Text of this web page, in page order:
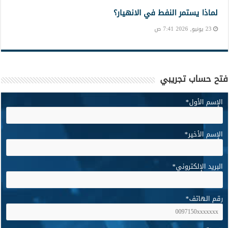
لماذا يستمر النفط في الانهيار؟
23 يونيو, 2026 7:41 ص
فتح حساب تجريبي
الإسم الأول*
الإسم الأخير*
البريد الإلكتروني*
رقم الهاتف*